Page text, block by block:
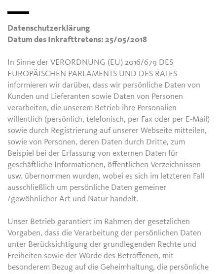
Datenschutzerklärung
Datum des Inkrafttretens: 25/05/2018
In Sinne der VERORDNUNG (EU) 2016/679 DES
EUROPÄISCHEN PARLAMENTS UND DES RATES
informieren wir darüber, dass wir persönliche Daten von
Kunden und Lieferanten sowie Daten von Personen
verarbeiten, die unserem Betrieb ihre Personalien
willentlich (persönlich, telefonisch, per Fax oder per E-Mail)
sowie durch Registrierung auf unserer Webseite mitteilen,
sowie von Personen, deren Daten durch Dritte, zum
Beispiel bei der Erfassung von externen Daten für
geschäftliche Informationen, öffentlichen Verzeichnissen
usw. übernommen wurden, wobei es sich im letzteren Fall
ausschließlich um persönliche Daten gemeiner
/gewöhnlicher Art und Natur handelt.
Unser Betrieb garantiert im Rahmen der gesetzlichen
Vorgaben, dass die Verarbeitung der persönlichen Daten
unter Berücksichtigung der grundlegenden Rechte und
Freiheiten sowie der Würde des Betroffenen, mit
besonderem Bezug auf die Geheimhaltung, die persönliche